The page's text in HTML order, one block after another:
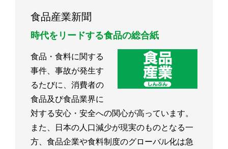
食品産業新聞
時代をリードする食品の総合紙
食品・食料に関する
事件、事故が発生す
るたびに、消費者の
食品及び食品業界に
対する安心・安全への関心が高っています。
また、日本の人口減少が現実のものとなる一
方、食品企業や食料制度のグローバル化は急